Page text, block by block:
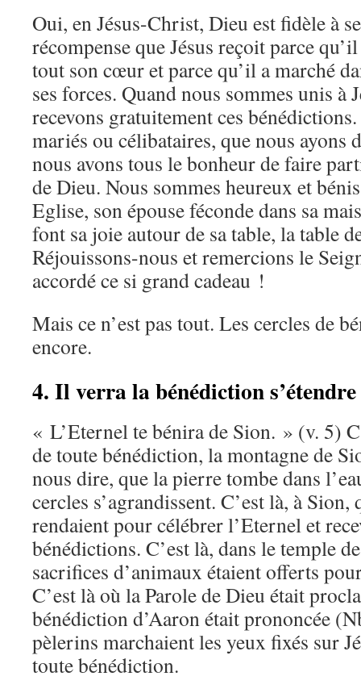
Oui, en Jésus-Christ, Dieu est fidèle à
récompense que Jésus reçoit parce
tout son cœur et parce qu’il a marché
ses forces. Quand nous sommes unis à
recevons gratuitement ces
mariés ou célibataires, que nous ayons
nous avons tous le bonheur de faire
de Dieu. Nous sommes heureux et
Eglise, son épouse féconde dans sa
font sa joie autour de sa table, la table
Réjouissons-nous et remercions le
accordé ce si grand cadeau !
Mais ce n’est pas tout. Les cercles de
encore.
4. Il verra la bénédiction
« L’Eternel te bénira de Sion. » (v. 5)
de toute bénédiction, la montagne de
nous dire, que la pierre tombe dans
cercles s’agrandissent. C’est là, à Sion,
rendaient pour célébrer l’Eternel et
bénédictions. C’est là, dans le temple
sacrifices d’animaux étaient offerts
C’est là où la Parole de Dieu était
bénédiction d’Aaron était prononcée
pèlerins marchaient les yeux fixés sur
toute bénédiction.